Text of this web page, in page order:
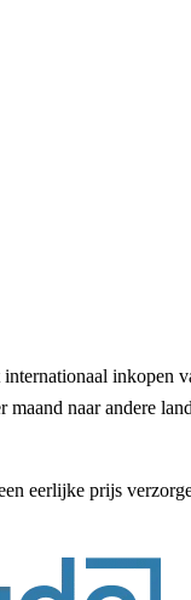
naar andere
eerlijke prijs